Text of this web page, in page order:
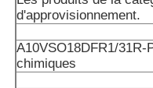
d'approvisionnement.
A10VSO18DFR1/
chimiques